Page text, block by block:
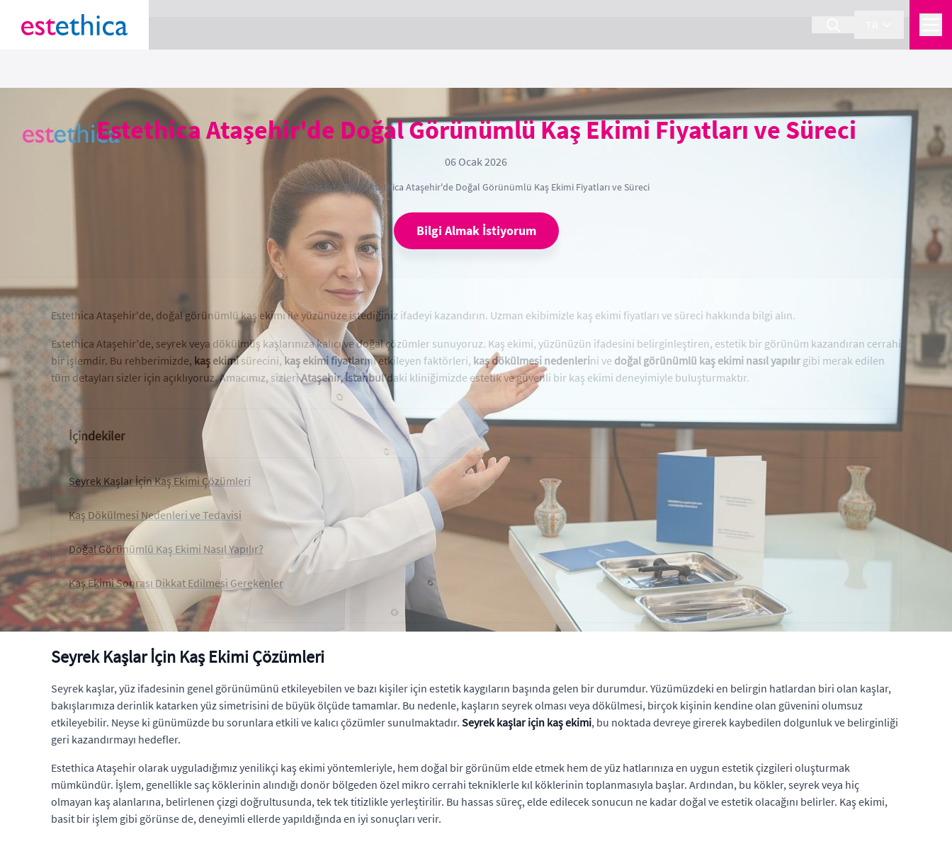
Estethica Ataşehir'de Doğal Görünümlü Kaş Ekimi Fiyatları ve Süreci
06 Ocak 2026
Anasayfa Blog›Estethica Ataşehir'de Doğal Görünümlü Kaş Ekimi Fiyatları ve Süreci
Bilgi Almak İstiyorum
Estethica Ataşehir'de, doğal görünümlü kaş ekimi ile yüzünüze istediğiniz ifadeyi kazandırın. Uzman ekibimizle kaş ekimi fiyatları ve süreci hakkında bilgi alın.
Estethica Ataşehir'de, seyrek veya dökülmüş kaşlarınıza kalıcı ve doğal çözümler sunuyoruz. Kaş ekimi, yüzünüzün ifadesini belirginleştiren, estetik bir görünüm kazandıran cerrahi
bir işlemdir. Bu rehberimizde, kaş ekimisürecini,kaş ekimi fiyatlarını etkileyen faktörleri, kaş dökülmesi nedenlerini ve doğal görünümlü kaş ekimi nasıl yapılır gibi merak edilen
tüm detayları sizler için açıklıyoruz. Amacımız, sizleriAtaşehir, İstanbul'daki kliniğimizde estetik ve güvenli bir kaş ekimi deneyimiyle buluşturmaktır.
İçindekiler
Seyrek Kaşlar İçin Kaş Ekimi Çözümleri
Kaş Dökülmesi Nedenleri ve Tedavisi
Doğal Görünümlü Kaş Ekimi Nasıl Yapılır?
Kaş Ekimi Sonrası Dikkat Edilmesi Gerekenler
Seyrek Kaşlar İçin Kaş Ekimi Çözümleri
Seyrek kaşlar, yüz ifadesinin genel görünümünü etkileyebilen ve bazı kişiler için estetik kaygıların başında gelen bir durumdur. Yüzümüzdeki en belirgin hatlardan biri olan kaşlar,
bakışlarımıza derinlik katarken yüz simetrisini de büyük ölçüde tamamlar. Bu nedenle, kaşların seyrek olması veya dökülmesi, birçok kişinin kendine olan güvenini olumsuz
etkileyebilir. Neyse ki günümüzde bu sorunlara etkili ve kalıcı çözümler sunulmaktadır. Seyrek kaşlar için kaş ekimi, bu noktada devreye girerek kaybedilen dolgunluk ve belirginliği
geri kazandırmayı hedefler.
Estethica Ataşehir olarak uyguladığımız yenilikçi kaş ekimi yöntemleriyle, hem doğal bir görünüm elde etmek hem de yüz hatlarınıza en uygun estetik çizgileri oluşturmak
mümkündür. İşlem, genellikle saç köklerinin alındığı donör bölgeden özel mikro cerrahi tekniklerle kıl köklerinin toplanmasıyla başlar. Ardından, bu kökler, seyrek veya hiç
olmayan kaş alanlarına, belirlenen çizgi doğrultusunda, tek tek titizlikle yerleştirilir. Bu hassas süreç, elde edilecek sonucun ne kadar doğal ve estetik olacağını belirler. Kaş ekimi,
basit bir işlem gibi görünse de, deneyimli ellerde yapıldığında en iyi sonuçları verir.